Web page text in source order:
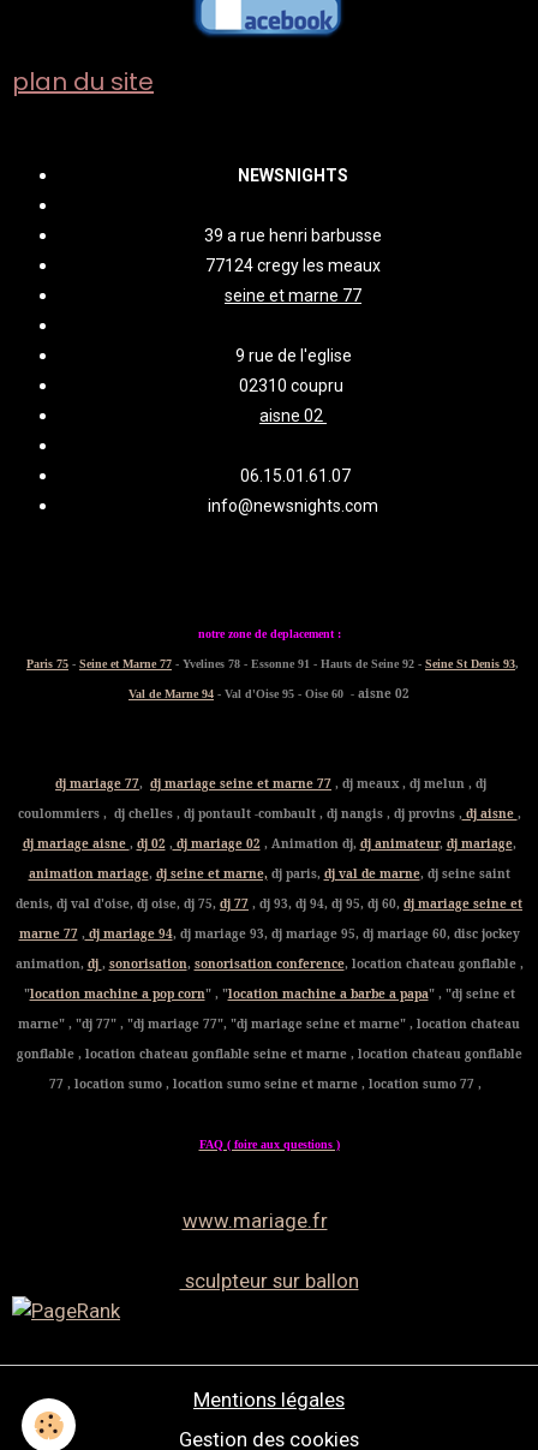
plan du site
NEWSNIGHTS
39 a rue henri barbusse
77124 cregy les meaux
seine et marne 77
9 rue de l'eglise
02310 coupru
aisne 02
06.15.01.61.07
info@newsnights.com
notre zone de deplacement :
Paris 75 - Seine et Marne 77 - Yvelines 78 - Essonne 91 - Hauts de Seine 92 - Seine St Denis 93,
Val de Marne 94 - Val d'Oise 95 - Oise 60 - aisne 02
dj mariage 77, dj mariage seine et marne 77 , dj meaux , dj melun , dj
coulommiers , dj chelles , dj pontault -combault , dj nangis , dj provins ,dj aisne ,
dj mariage aisne , dj 02 ,dj mariage 02 , Animation dj, dj animateur, dj mariage,
animation mariage, dj seine et marne,dj paris, dj val de marne, dj seine saint
denis, dj val d'oise, dj oise, dj 75, dj 77 , dj 93, dj 94, dj 95, dj 60, dj mariage seine et
marne 77,dj mariage 94, dj mariage 93, dj mariage 95, dj mariage 60, disc jockey
animation, dj , sonorisation, sonorisation conference, location chateau gonflable ,
"location machine a pop corn" , "location machine a barbe a papa" , "dj seine et
marne" , "dj 77" , "dj mariage 77", "dj mariage seine et marne" , location chateau
gonflable , location chateau gonflable seine et marne , location chateau gonflable
77 , location sumo , location sumo seine et marne , location sumo 77 ,
FAQ ( foire aux questions )
www.mariage.fr
sculpteur sur ballon
Mentions légales
Gestion des cookies